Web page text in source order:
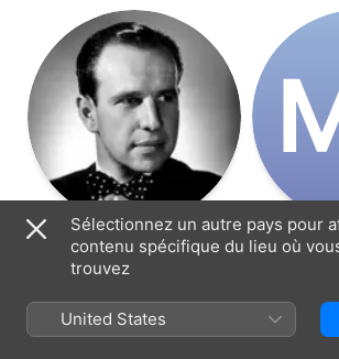
Hume Cronyn
Arthur
Sélectionnez un autre pays pour
contenu spécifique du lieu où
trouvez
United States